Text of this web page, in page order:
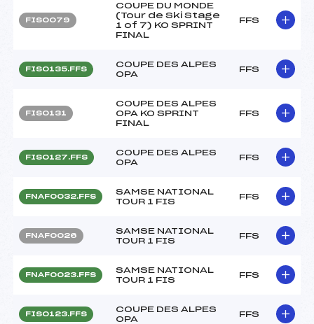
FIS0079
COUPE DU MONDE
(Tour de Ski Stage
1 of 7) KO SPRINT
FINAL
FFS
FIS0135.FFS
COUPE DES ALPES
OPA
FFS
FIS0131
COUPE DES ALPES
OPA KO SPRINT
FINAL
FFS
FIS0127.FFS
COUPE DES ALPES
OPA
FFS
FNAF0032.FFS
SAMSE NATIONAL
TOUR 1 FIS
FFS
FNAF0026
SAMSE NATIONAL
TOUR 1 FIS
FFS
FNAF0023.FFS
SAMSE NATIONAL
TOUR 1 FIS
FFS
FIS0123.FFS
COUPE DES ALPES
OPA
FFS